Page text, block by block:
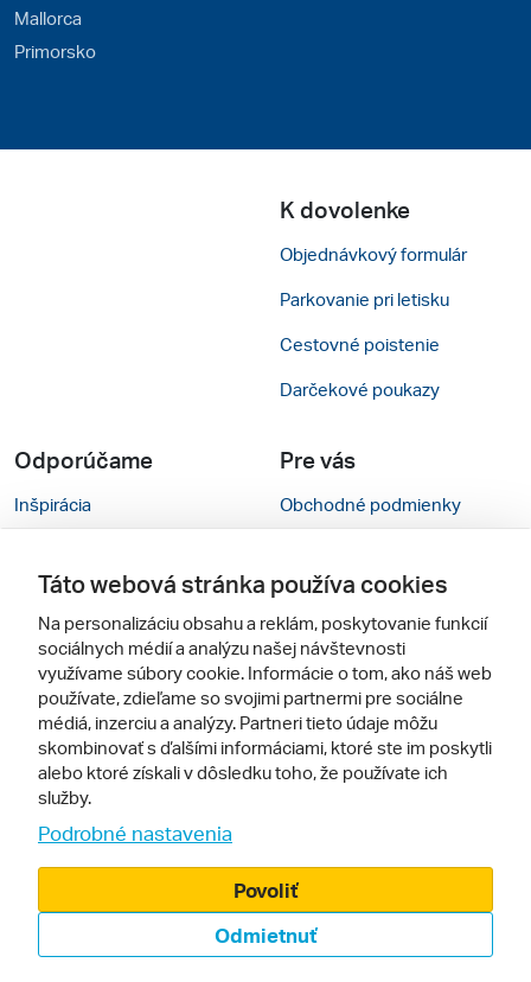
Mallorca
Primorsko
K dovolenke
Objednávkový formulár
Parkovanie pri letisku
Cestovné poistenie
Darčekové poukazy
Odporúčame
Inšpirácia
Cestovné kancelárie
Zájezdy.cz
Pre vás
Obchodné podmienky
Nastavenie cookies
Mobilná verzia webu
Sledujte nás
© 2005 - 2026, Zájazdy.sk,
Táto webová stránka používa cookies
Na personalizáciu obsahu a reklám, poskytovanie funkcií
sociálnych médií a analýzu našej návštevnosti
využívame súbory cookie. Informácie o tom, ako náš web
používate, zdieľame so svojimi partnermi pre sociálne
médiá, inzerciu a analýzy. Partneri tieto údaje môžu
skombinovať s ďalšími informáciami, ktoré ste im poskytli
alebo ktoré získali v dôsledku toho, že používate ich
služby.
Podrobné nastavenia
Odmietnuť
Povoliť